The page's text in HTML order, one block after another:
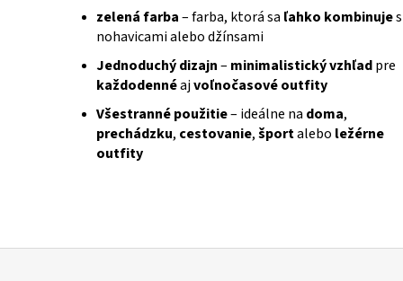
zelená farba– farba, ktorá sa ľahko kombinujes
nohavicami alebo džínsami
Jednoduchý dizajn– minimalistický vzhľadpre
každodennéajvoľnočasové outfity
Všestranné použitie– ideálne na doma,
prechádzku, cestovanie,športalebo ležérne
outfity